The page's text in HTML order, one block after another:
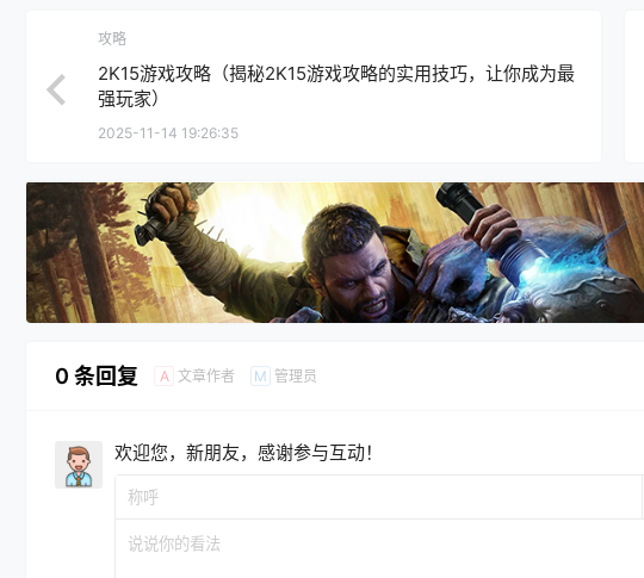
攻略
2K15游戏攻略（揭秘2K15游戏攻略的实用技巧，让你成为最
强玩家）
2025-11-14 19:26:35
0 条回复 A 文章作者 M 管理员
欢迎您，新朋友，感谢参与互动！